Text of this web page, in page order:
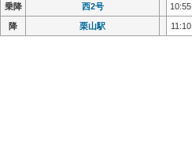
乗降 西2号 10:55
降 栗山駅 11:10
乗降 西2号 10:55
降 栗山駅 11:10